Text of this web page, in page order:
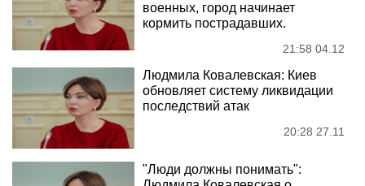
военных, город начинает
кормить пострадавших.
21:58 04.12
Людмила Ковалевская: Киев
обновляет систему ликвидации
последствий атак
20:28 27.11
"Люди должны понимать":